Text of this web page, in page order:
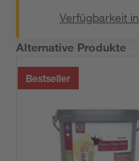
Verfügbarkeit
Alternative Produkte
Bestseller